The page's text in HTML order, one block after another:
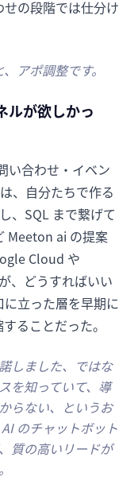
の段階では仕分け
アポ調整です。
ルが欲しかっ
い合わせ・イベン
、自分たちで作る
、SQL まで繋げて
Meeton ai の提案
Cloud や
、どうすればいい
立った層を早期に
ることだった。
しました、ではな
を知っていて、導
らない、というお
のチャットボット
質の高いリードが